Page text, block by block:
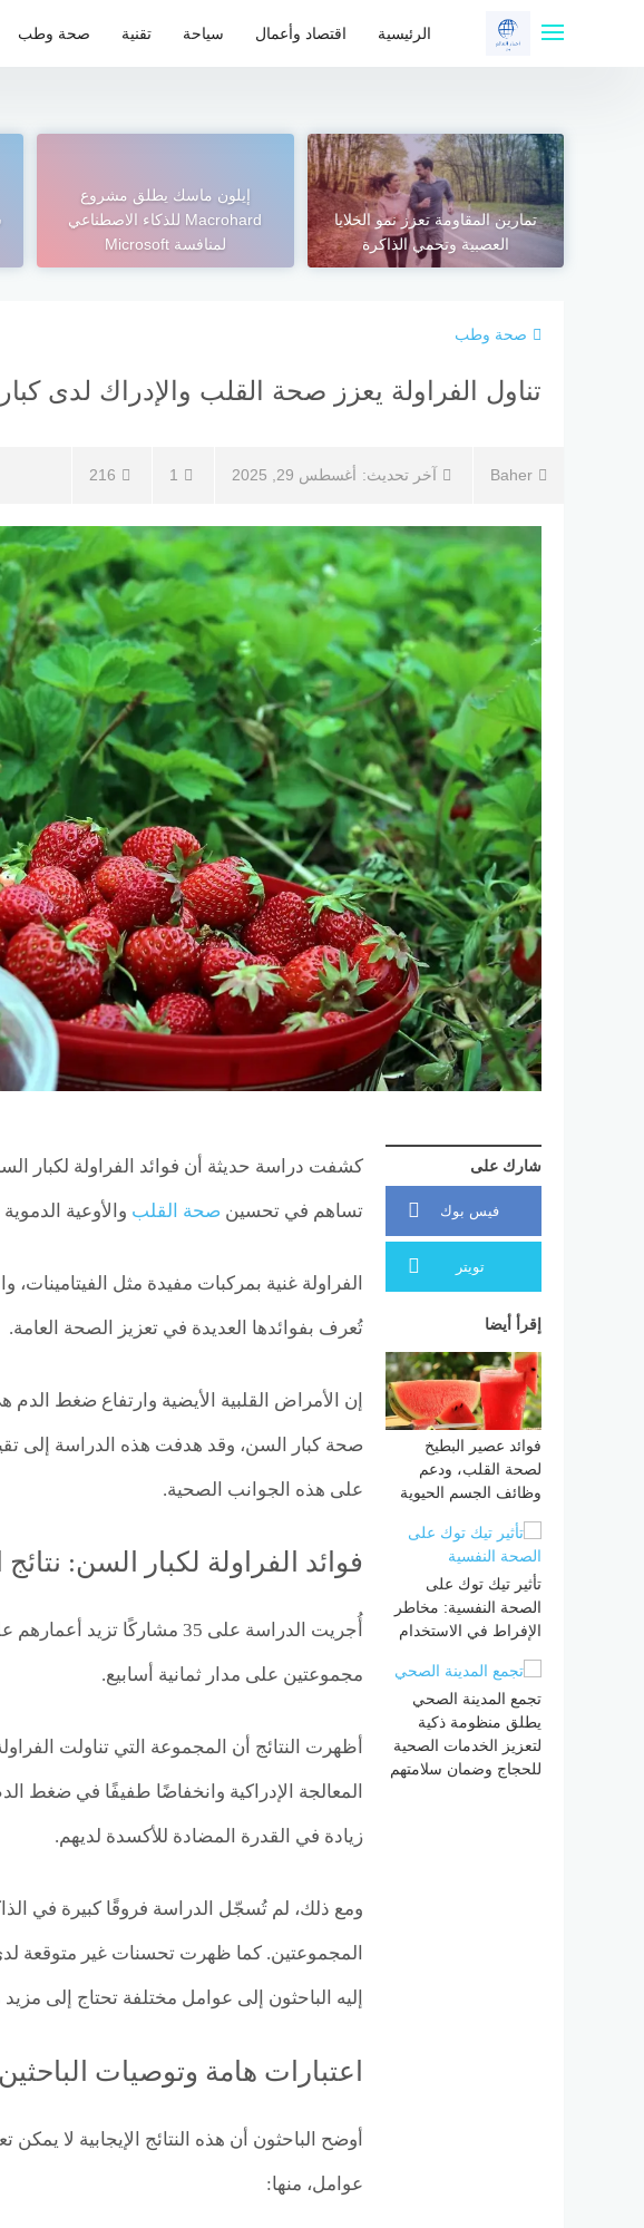
الرئيسية اقتصاد وأعمال سياحة تقنية صحة وطب
تمارين المقاومة تعزز نمو الخلايا
العصبية وتحمي الذاكرة
إيلون ماسك يطلق مشروع
Macrohard للذكاء الاصطناعي
لمنافسة Microsoft
صحة وطب
تناول الفراولة يعزز صحة القلب والإدراك لدى
Baher آخر تحديث: أغسطس 29, 2025 1
216
شارك على
فيس بوك
تويتر
إقرأ أيضا
فوائد عصير البطيخ
لصحة القلب، ودعم
وظائف الجسم الحيوية
تأثير تيك توك على
الصحة النفسية: مخاطر
الإفراط في الاستخدام
تجمع المدينة الصحي
يطلق منظومة ذكية
لتعزيز الخدمات الصحية
للحجاج وضمان سلامتهم
كشفت دراسة حديثة أن فوائد الفراولة لكبار
تساهم في تحسين صحة القلب والأوعية
الفراولة غنية بمركبات مفيدة مثل الفيتامينات،
تُعرف بفوائدها العديدة في تعزيز الصحة العامة.
إن الأمراض القلبية الأيضية وارتفاع ضغط
صحة كبار السن، وقد هدفت هذه الدراسة إلى
على هذه الجوانب الصحية.
فوائد الفراولة لكبار السن:
مجموعتين على مدار ثمانية أسابيع.
أظهرت النتائج أن المجموعة التي تناولت
المعالجة الإدراكية وانخفاضًا طفيفًا في ضغط
زيادة في القدرة المضادة للأكسدة لديهم.
ومع ذلك، لم تُسجّل الدراسة فروقًا كبيرة في
المجموعتين. كما ظهرت تحسنات غير متوقعة
إليه الباحثون إلى عوامل مختلفة تحتاج إلى
اعتبارات هامة وتوصيات الباحثين
أوضح الباحثون أن هذه النتائج الإيجابية لا
عوامل، منها: